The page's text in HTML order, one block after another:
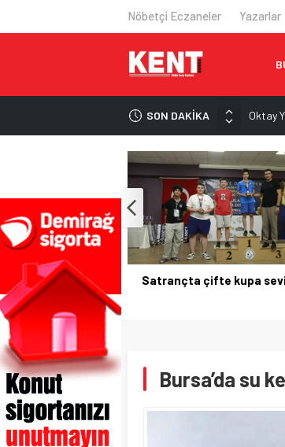
Nöbetçi Eczaneler Yazarlar
SON DAKİKA
Oktay
Epstein
Trump:
kupa sevinci
Oktay Yılmaz: Sorunlara
Bursa’da su